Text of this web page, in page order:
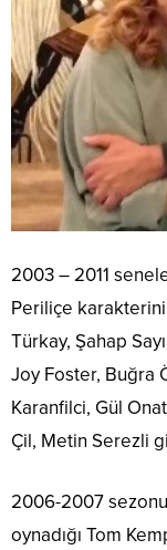
2003 – 2011
Periliçe karakterini
Türkay, Şahap
Joy Foster, Buğra
Karanfilci, Gül
Çil, Metin Serezli
2006-2007
oynadığı Tom